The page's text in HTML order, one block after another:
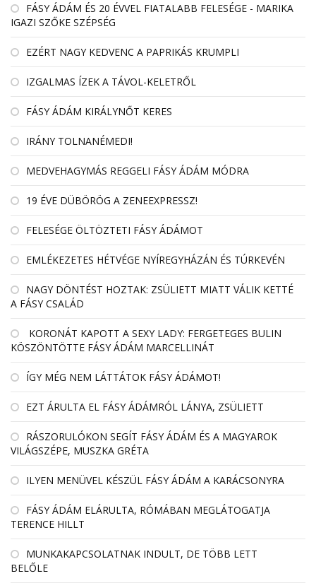
FÁSY ÁDÁM ÉS 20 ÉVVEL FIATALABB FELESÉGE - MARIKA
IGAZI SZŐKE SZÉPSÉG
EZÉRT NAGY KEDVENC A PAPRIKÁS KRUMPLI
IZGALMAS ÍZEK A TÁVOL-KELETRŐL
FÁSY ÁDÁM KIRÁLYNŐT KERES
IRÁNY TOLNANÉMEDI!
MEDVEHAGYMÁS REGGELI FÁSY ÁDÁM MÓDRA
19 ÉVE DÜBÖRÖG A ZENEEXPRESSZ!
FELESÉGE ÖLTÖZTETI FÁSY ÁDÁMOT
EMLÉKEZETES HÉTVÉGE NYÍREGYHÁZÁN ÉS TÚRKEVÉN
NAGY DÖNTÉST HOZTAK: ZSÜLIETT MIATT VÁLIK KETTÉ
A FÁSY CSALÁD
KORONÁT KAPOTT A SEXY LADY: FERGETEGES BULIN
KÖSZÖNTÖTTE FÁSY ÁDÁM MARCELLINÁT
ÍGY MÉG NEM LÁTTÁTOK FÁSY ÁDÁMOT!
EZT ÁRULTA EL FÁSY ÁDÁMRÓL LÁNYA, ZSÜLIETT
RÁSZORULÓKON SEGÍT FÁSY ÁDÁM ÉS A MAGYAROK
VILÁGSZÉPE, MUSZKA GRÉTA
ILYEN MENÜVEL KÉSZÜL FÁSY ÁDÁM A KARÁCSONYRA
FÁSY ÁDÁM ELÁRULTA, RÓMÁBAN MEGLÁTOGATJA
TERENCE HILLT
MUNKAKAPCSOLATNAK INDULT, DE TÖBB LETT
BELŐLE